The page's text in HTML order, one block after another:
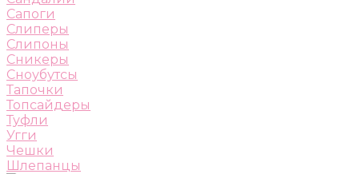
Сапоги
Слиперы
Слипоны
Сникеры
Сноубутсы
Тапочки
Топсайдеры
Туфли
Угги
Чешки
Шлепанцы